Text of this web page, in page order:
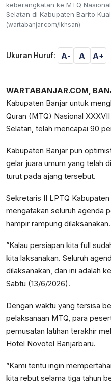
keberangkatan ke MTQ
Selatan di Kabupaten Barito
(wartabanjar.com/Ikhsan)
Ukuran Huruf: A- A A+
WARTABANJAR.COM,
Kabupaten Banjar untuk
Quran (MTQ) Nasional
Selatan, telah mencapai 90
Kabupaten Banjar pun
gelar juara umum yang telah
turut pada ajang tersebut.
Sekretaris II LPTQ
mengatakan seluruh agenda
hampir rampung dilaksanakan.
”Kalau persiapan kita full
kita laksanakan. Seluruh
dilaksanakan, dan ini adalah
Sabtu (13/6/2026).
Dengan waktu yang tersisa
pelaksanaan MTQ, para
pemusatan latihan terakhir
Hotel Novotel Banjarbaru.
”Kami tentu ingin
kita rebut selama tiga tahun